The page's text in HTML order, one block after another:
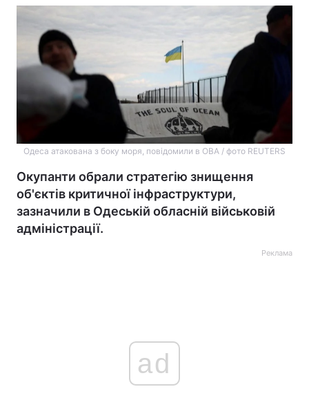
Одеса атакована з боку моря, повідомили в ОВА / фото REUTERS
Окупанти обрали стратегію знищення
об'єктів критичної інфраструктури,
зазначили в Одеській обласній військовій
адміністрації.
Реклама
ad